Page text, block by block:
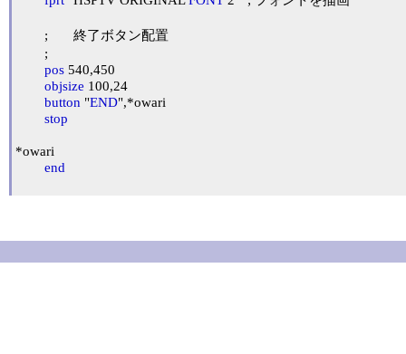
pos 540,450
objsize 100,24
button "END",*owari
stop
*owari
end